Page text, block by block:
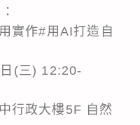
實作#用AI打造自
(三) 12:20-
行政大樓5F 自然